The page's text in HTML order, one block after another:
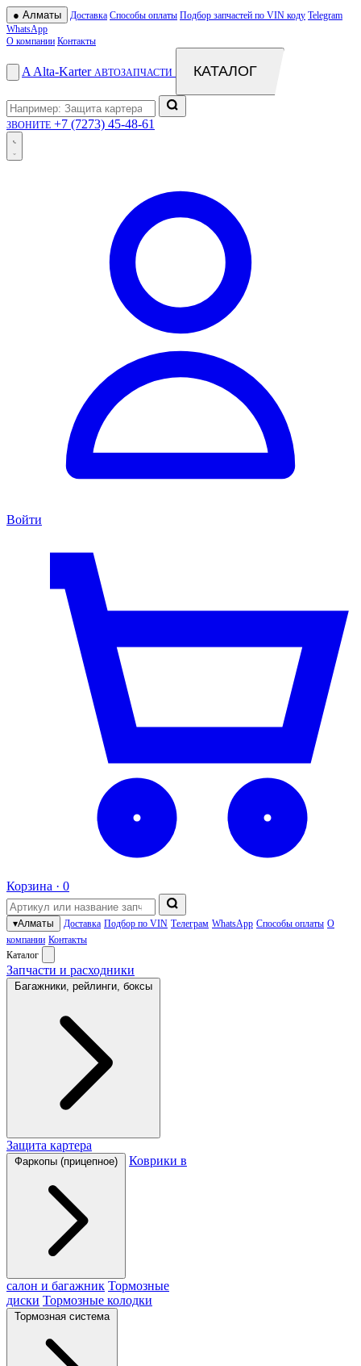
● Алматы Доставка Способы оплаты Подбор запчастей по VIN коду Telegram
WhatsApp
О компании Контакты
A Alta-Karter АВТОЗАПЧАСТИ КАТАЛОГ
ЗВОНИТЕ +7 (7273) 45-48-61
Войти
Корзина · 0
▾Алматы Доставка Подбор по VIN Телеграм WhatsApp Способы оплаты О
компании Контакты
Каталог
Запчасти и расходники
Багажники, рейлинги, боксы
Защита картера
Фаркопы (прицепное) Коврики в
салон и багажник Тормозные
диски Тормозные колодки
Тормозная система